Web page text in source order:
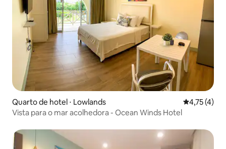
Quarto de hotel ⋅ Lowlands 4,75 de
4,75 (4)
Vista para o mar acolhedora - Ocean Winds Hotel